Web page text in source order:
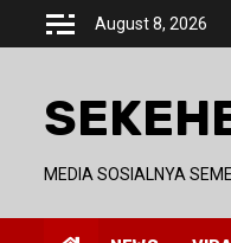
August 8, 2026
MEDIA SOSIALNYA